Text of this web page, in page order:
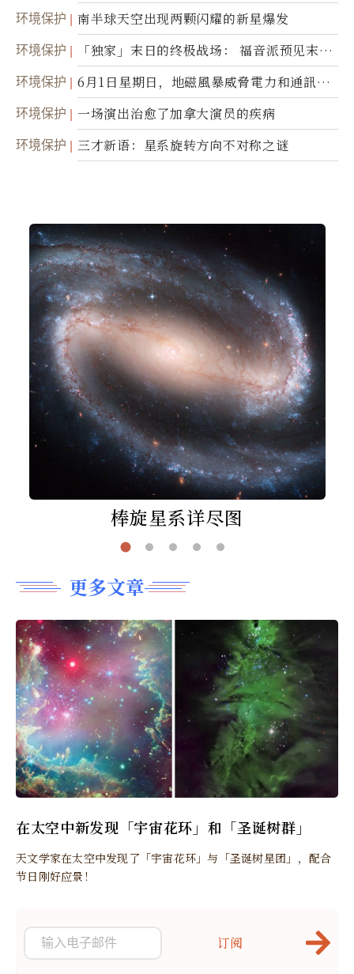
环境保护 南半球天空出现两颗闪耀的新星爆发
环境保护
「独家」末日的终极战场： 福音派预见末
世；希腊僧侣预言以色列的进攻
环境保护
6月1日星期日，地磁風暴威脅電力和通訊基
礎設施
环境保护 一场演出治愈了加拿大演员的疾病
环境保护 三才新语：星系旋转方向不对称之谜
棒旋星系详尽图
更多文章
在太空中新发现「宇宙花环」和「圣诞树群」
天文学家在太空中发现了「宇宙花环」与「圣诞树星团」，配合
节日刚好应景！
订阅